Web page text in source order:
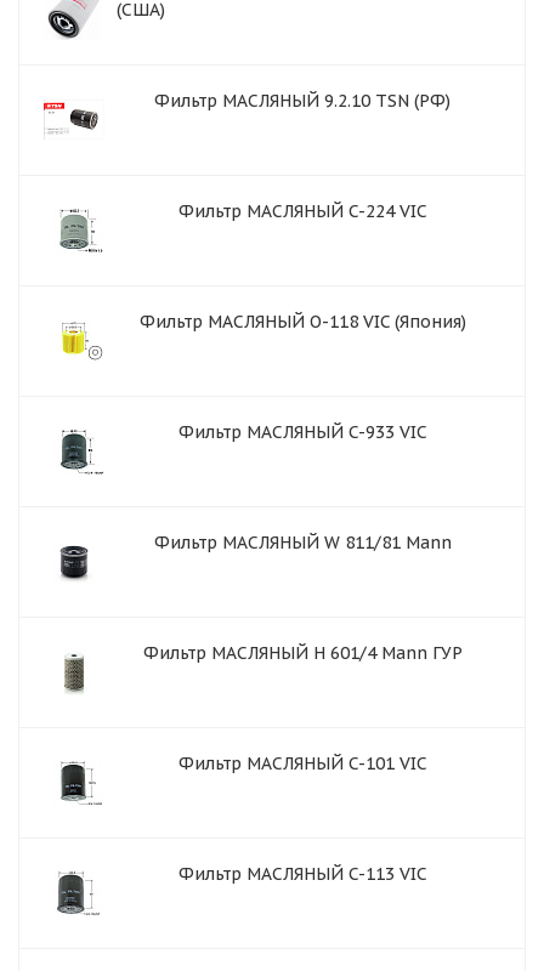
(США)
Фильтр МАСЛЯНЫЙ 9.2.10 TSN (РФ)
Фильтр МАСЛЯНЫЙ C-224 VIC
Фильтр МАСЛЯНЫЙ О-118 VIC (Япония)
Фильтр МАСЛЯНЫЙ C-933 VIC
Фильтр МАСЛЯНЫЙ W 811/81 Mann
Фильтр МАСЛЯНЫЙ H 601/4 Mann ГУР
Фильтр МАСЛЯНЫЙ C-101 VIC
Фильтр МАСЛЯНЫЙ C-113 VIC